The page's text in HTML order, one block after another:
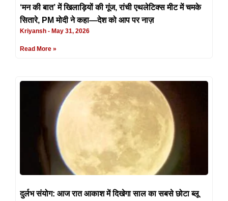
‘मन की बात’ में खिलाड़ियों की गूंज, रांची एथलेटिक्स मीट में चमके
सितारे, PM मोदी ने कहा—देश को आप पर नाज़
Kriyansh May 31, 2026
Read More »
दुर्लभ संयोग: आज रात आकाश में दिखेगा साल का सबसे छोटा ब्लू